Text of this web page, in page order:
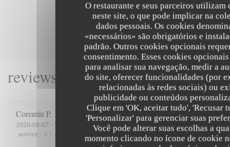
O restaurante e seus parceiros utilizam
neste site, o que pode implicar na
dados pessoais. Os cookies
«necessários» são obrigatórios e
padrão. Outros cookies opcionais
consentimento. Esses cookies
para analisar sua navegação, medir a
do site, oferecer funcionalidades (por
relacionadas às redes sociais) ou
publicidade ou conteúdos
Clique em 'OK, aceitar tudo', 'Recusar
'Personalizar' para gerenciar suas
Você pode alterar suas escolhas a
momento clicando no ícone de cookie
Corentin P
2026-08-07 - 19:15 - guests 5
service : 4/5 menu: /5 quality_price